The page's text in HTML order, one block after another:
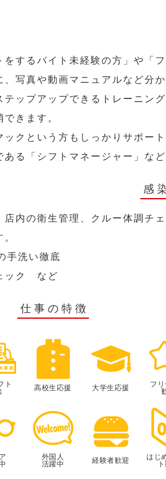
をするバイト未経験の方」や「
、写真や動画マニュアルなど分
テップアップできるトレーニン
きます。
ックという方もしっかりサポー
る「シフトマネージャー」な
感
店内の衛生管理、クルー体調チ
手洗い徹底
ック など
仕事の特徴
ト
高校生応援 大学生応援
フ
外国人
活躍中
経験者歓迎
はじ